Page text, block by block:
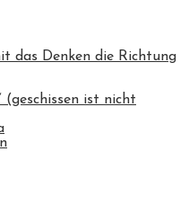
das Denken die Richtung
(geschissen ist nicht